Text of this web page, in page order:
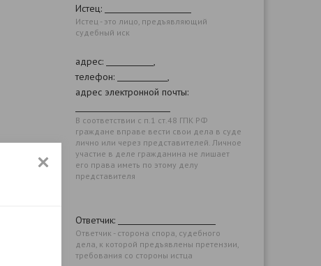
Истец:
Истец - это лицо, предъявляющий
судебный иск
адрес:
,
телефон:
,
адрес электронной почты:
В соответствии с п.1 ст.48 ГПК РФ
граждане вправе вести свои дела в суде
лично или через представителей. Личное
участие в деле гражданина не лишает
его права иметь по этому делу
представителя
Ответчик:
Ответчик - сторона спора, судебного
дела, к которой предъявлены претензии,
требования со стороны истца